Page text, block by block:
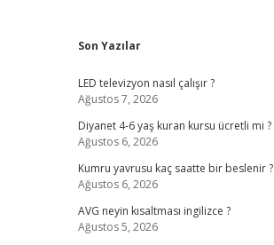
Sidebar
Son Yazılar
LED televizyon nasıl çalışır ?
Ağustos 7, 2026
Diyanet 4-6 yaş kuran kursu ücretli mi ?
Ağustos 6, 2026
Kumru yavrusu kaç saatte bir beslenir ?
Ağustos 6, 2026
AVG neyin kısaltması ingilizce ?
Ağustos 5, 2026
ilbet yeni giriş